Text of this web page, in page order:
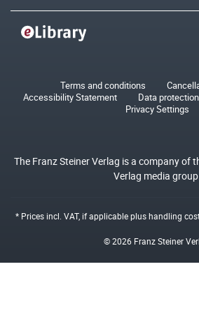
Terms and conditions
Accessibility Statement
Data
Privacy Settings
The Franz Steiner Verlag is a company of
Verlag media
* Prices incl. VAT, if applicable plushandling
© 2026 Franz Steiner